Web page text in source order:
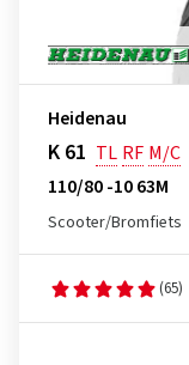
Heidenau
K 61 TL RF M/C
110/80 -10 63M
Scooter/Bromfiets
(65)